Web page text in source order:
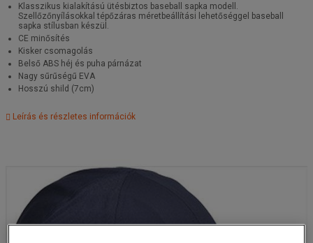
Klasszikus kialakítású ütésbiztos baseball sapka modell.
Szellőzőnyílásokkal tépőzáras méretbeállítási lehetőséggel baseball
sapka stílusban készül.
CE minősítés
Kisker csomagolás
Belső ABS héj és puha párnázat
Nagy sűrűségű EVA
Hosszú shild (7cm)
Leírás és részletes információk